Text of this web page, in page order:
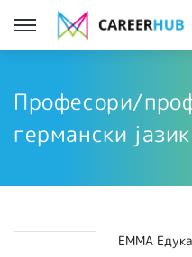
Професори/
германски јазик
ЕММА